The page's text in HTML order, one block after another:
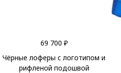
69 700 ₽
Чёрные лоферы с логотипом и
рифленой подошвой